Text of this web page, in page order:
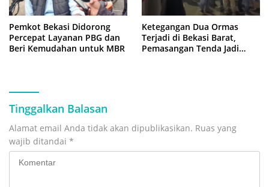
Pemkot Bekasi Didorong
Percepat Layanan PBG dan
Beri Kemudahan untuk MBR
Ketegangan Dua Ormas
Terjadi di Bekasi Barat,
Pemasangan Tenda Jadi
Tinggalkan Balasan
Alamat email Anda tidak akan dipublikasikan. Ruas yang
wajib ditandai *